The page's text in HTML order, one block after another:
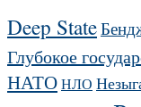
Deep State
Глубокое
НАТОНЛО